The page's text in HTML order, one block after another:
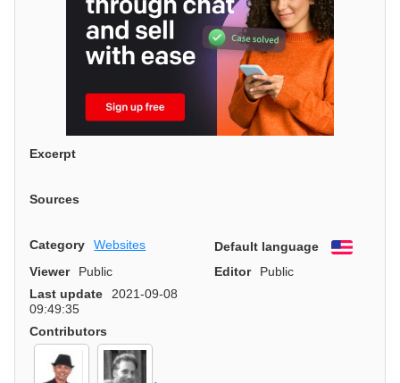
Excerpt
Sources
Category Websites Default language
English
Viewer
Public Editor
Public
Last update
2021-09-08
09:49:35
Contributors